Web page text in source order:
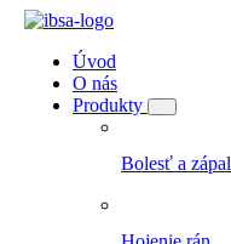
Úvod
O nás
Produkty
Bolesť a zápal